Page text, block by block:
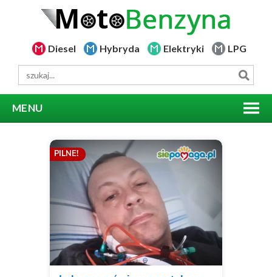
Diesel Hybryda Elektryki LPG
MENU